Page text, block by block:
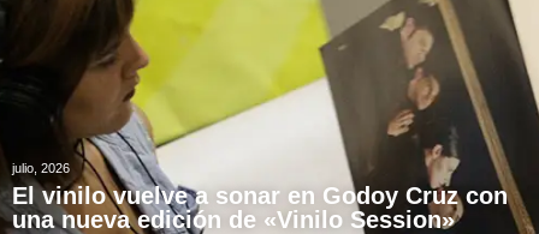
julio, 2026
El vinilo vuelve a sonar en Godoy Cruz con
una nueva edición de «Vinilo Session»